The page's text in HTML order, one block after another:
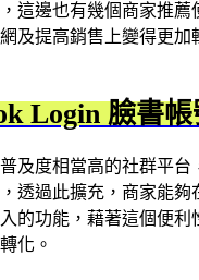
這邊也有幾個商家推薦
及提高銷售上變得更加
Login 臉書
及度相當高的社群平台
透過此擴充，商家能夠
的功能，藉著這個便利
化。